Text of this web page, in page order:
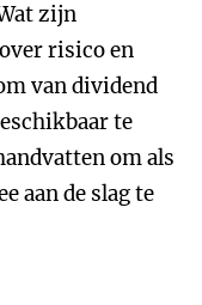
zijn
risico en
van dividend
te
om als
aan de slag te